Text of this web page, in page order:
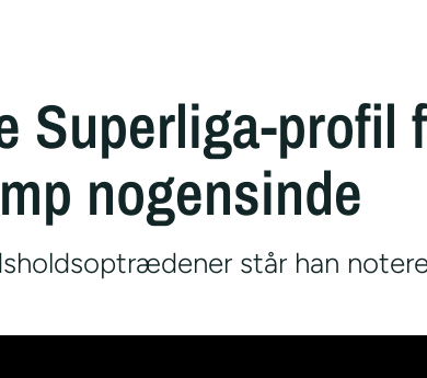
Superliga-profil
nogensinde
står han